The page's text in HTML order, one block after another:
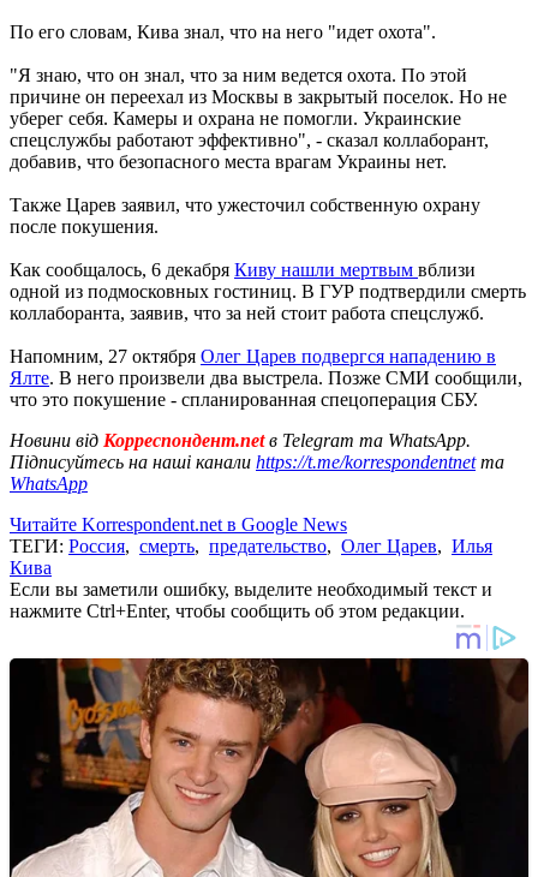
По его словам, Кива знал, что на него "идет охота".
"Я знаю, что он знал, что за ним ведется охота. По этой
причине он переехал из Москвы в закрытый поселок. Но не
уберег себя. Камеры и охрана не помогли. Украинские
спецслужбы работают эффективно", - сказал коллаборант,
добавив, что безопасного места врагам Украины нет.
Также Царев заявил, что ужесточил собственную охрану
после покушения.
Как сообщалось, 6 декабря Киву нашли мертвым вблизи
одной из подмосковных гостиниц. В ГУР подтвердили смерть
коллаборанта, заявив, что за ней стоит работа спецслужб.
Напомним, 27 октября Олег Царев подвергся нападению в
Ялте. В него произвели два выстрела. Позже СМИ сообщили,
что это покушение - спланированная спецоперация СБУ.
Новини від Корреспондент.netв Telegram та WhatsApp.
Підписуйтесь на наші канали https://t.me/korrespondentnetта
WhatsApp
Читайте Korrespondent.net в Google News
ТЕГИ: Россия, смерть, предательство, Олег Царев, Илья
Кива
Если вы заметили ошибку, выделите необходимый текст и
нажмите Ctrl+Enter, чтобы сообщить об этом редакции.